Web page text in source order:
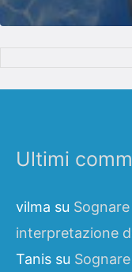
Ultimi
vilma su
interpretazione
Tanis su